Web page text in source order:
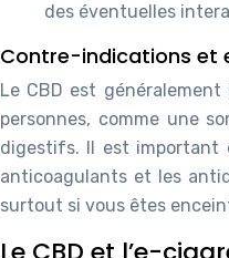
des éventuelles
Contre-indications et
Le CBD est
personnes, comme une
digestifs. Il est important
anticoagulants et les
surtout si vous êtes